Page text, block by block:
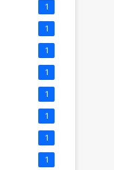
1
1
1
1
1
1
1
1